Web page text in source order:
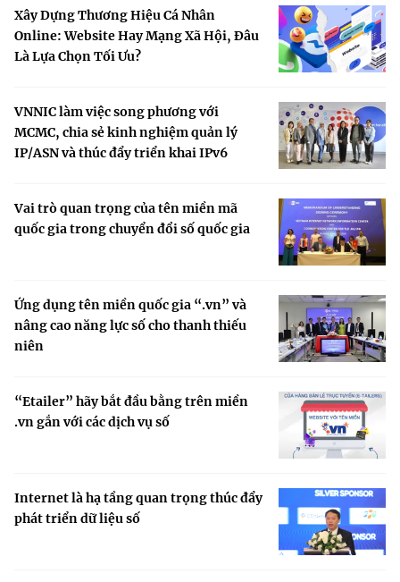
Xây Dựng Thương Hiệu Cá Nhân
Online: Website Hay Mạng Xã Hội, Đâu
Là Lựa Chọn Tối Ưu?
VNNIC làm việc song phương với
MCMC, chia sẻ kinh nghiệm quản lý
IP/ASN và thúc đẩy triển khai IPv6
Vai trò quan trọng của tên miền mã
quốc gia trong chuyển đổi số quốc gia
Ứng dụng tên miền quốc gia “.vn” và
nâng cao năng lực số cho thanh thiếu
niên
“Etailer” hãy bắt đầu bằng trên miền
.vn gắn với các dịch vụ số
Internet là hạ tầng quan trọng thúc đẩy
phát triển dữ liệu số